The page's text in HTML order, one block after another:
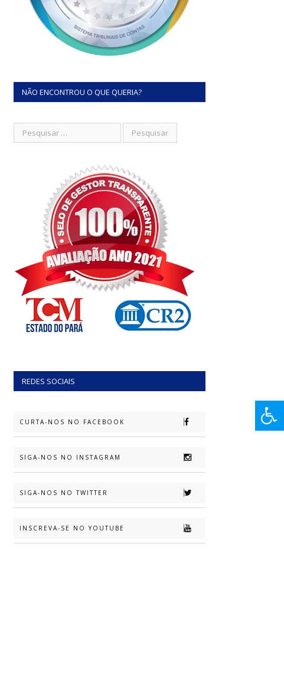
NÃO ENCONTROU O QUE QUERIA?
REDES SOCIAIS
CURTA-NOS NO FACEBOOK
SIGA-NOS NO INSTAGRAM
SIGA-NOS NO TWITTER
INSCREVA-SE NO YOUTUBE